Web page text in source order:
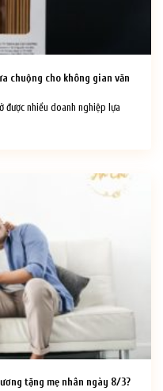
chuộng cho không gian văn
được nhiều doanh nghiệp lựa
tặng mẹ nhân ngày 8/3?